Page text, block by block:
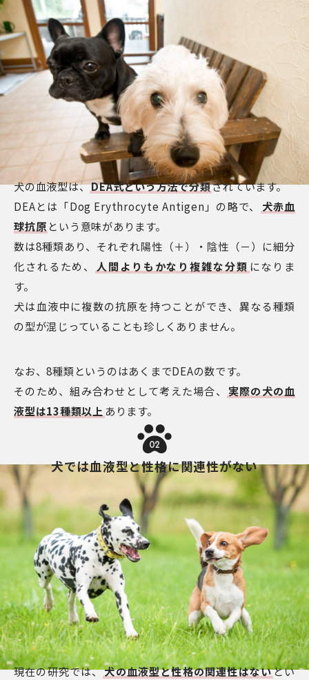
犬の血液型は、DEA式という方法で分類されています。
DEAとは「Dog Erythrocyte Antigen」の略で、
犬赤血
球抗原 という意味があります。
数は8種類あり、それぞれ陽性（＋）・陰性（－）に細分
化されるため、
人間よりもかなり複雑な分類 になりま
す。
犬は血液中に複数の抗原を持つことができ、異なる種類
の型が混じっていることも珍しくありません。
なお、8種類というのはあくまでDEAの数です。
そのため、組み合わせとして考えた場合、
実際の犬の血
液型は13種類以上 あります。
02
犬では血液型と性格に関連性がない
現在の研究では、犬の血液型と性格の関連性はないとい